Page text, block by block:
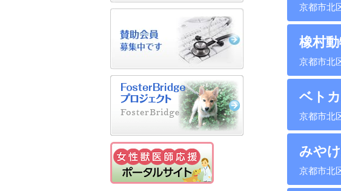
京都市北
橡村
京都市北
ベト
京都市北
みや
京都市北